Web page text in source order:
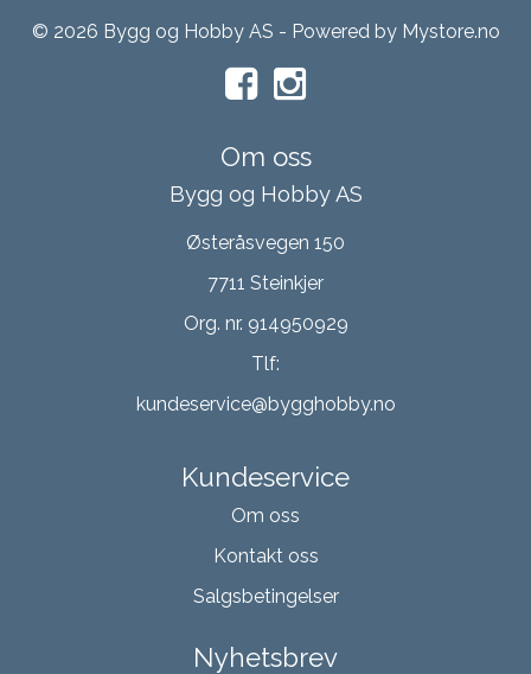
© 2026 Bygg og Hobby AS - Powered by Mystore.no
Om oss
Bygg og Hobby AS
Østeråsvegen 150
7711 Steinkjer
Org. nr. 914950929
Tlf:
kundeservice@bygghobby.no
Kundeservice
Om oss
Kontakt oss
Salgsbetingelser
Nyhetsbrev